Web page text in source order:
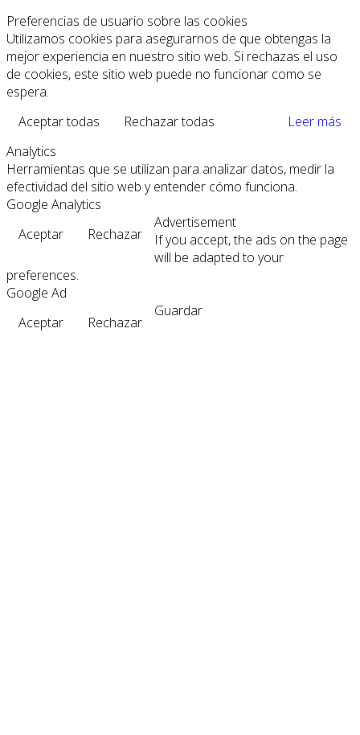
Preferencias de usuario sobre las cookies
Utilizamos cookies para asegurarnos de que obtengas la
mejor experiencia en nuestro sitio web. Si rechazas el uso
de cookies, este sitio web puede no funcionar como se
espera.
Aceptar todas
Rechazar todas
Leer más
Analytics
Herramientas que se utilizan para analizar datos, medir la
efectividad del sitio web y entender cómo funciona.
Google Analytics
Aceptar
Rechazar
Advertisement
If you accept, the ads on the page
will be adapted to your
preferences.
Google Ad
Aceptar
Rechazar
Guardar